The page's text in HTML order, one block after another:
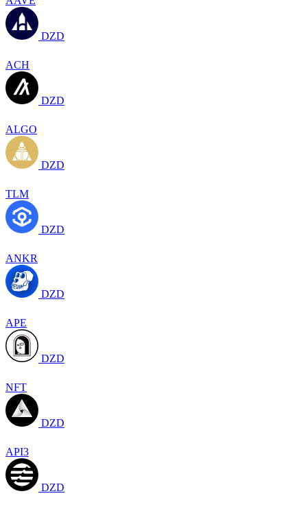
DZD
ACH
DZD
ALGO
DZD
TLM
DZD
ANKR
DZD
APE
DZD
NFT
DZD
API3
DZD